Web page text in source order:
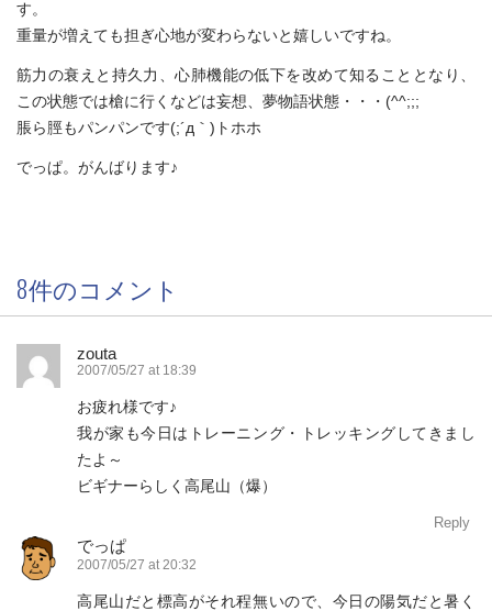
す。
重量が増えても担ぎ心地が変わらないと嬉しいですね。
筋力の衰えと持久力、心肺機能の低下を改めて知ることとなり、
この状態では槍に行くなどは妄想、夢物語状態・・・(^^;;;
脹ら脛もパンパンです(;´д｀)トホホ
でっぱ。がんばります♪
8件のコメント
zouta
2007/05/27 at 18:39
お疲れ様です♪
我が家も今日はトレーニング・トレッキングしてきまし
たよ～
ビギナーらしく高尾山（爆）
Reply
でっぱ
2007/05/27 at 20:32
高尾山だと標高がそれ程無いので、今日の陽気だと暑く